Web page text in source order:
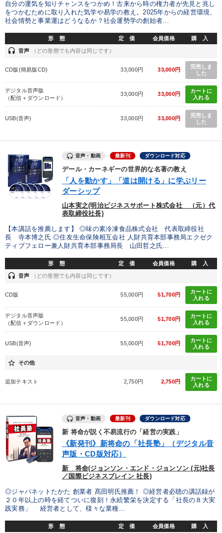
会社のパフォーマンスを高める講話 経営戦略・経営実務
経済・景気・相場予測
【5月】音声・映像
2025年夏季全国経営者セミナー収録講演ＣＤ・講演ＤＶＤ・デジ
後継社長・アトツギ 数字・税務・決算書 マーケティング
最新刊・戦略参謀ChatGPT実戦法と中小企業のDXと講話ご案内
井上和弘の財務力UP 組織・採用・スキル
目的別
財務・数字力の向上
業績を伸ばしたい 財務・数字力の向上
パフォーマンス向上 販売力を強化したい
キーワード
会社を守る 教育 多角化・新規事業
いい会社 コミュニケーション
※「更新」を押すと「カテゴリー」「目的別」「キーワード」を更新いただけます。
refresh 更新する
すべての音声・動画（全2076タイトル）からお探しいただけます
タグ・キーワード
対談・座談会 スポーツ関連 地方企業の勝ち方
不動産投資 コミュニケーション 教育 会長
上場企業 株式投資 SNS活用
サービス デジタルマーケティング
自分の運気を知りチャンスをつかめ！古来から時の権力者が先見と兆し
をつかむために取り入れた気学や易学の教え。2025年からの経営環境、
社会情勢と事業運はどうなるか？社会運勢学の創始者...
形 態 定 価 会員価格 購 入
headset 音声 （どの形態でも内容は同じです）
CD版(簡易版CD) 33,000円 33,000円
完売しま
した
デジタル音声版
（配信＋ダウンロード）
33,000円 33,000円
カートに
入れる
USB(音声) 33,000円 33,000円
完売しま
した
音声・動画 最新刊 ダウンロード対応
デール・カーネギーの世界的な名著の教え
「人を動かす」「道は開ける」に学ぶリー
ダーシップ
山本実之(明治ビジネスサポート株式会社 （元）代
表取締役社長)
【本講話を推薦します】 ◎味の素冷凍食品株式会社 代表取締役社
長 寺本博之氏 ◎住友生命保険相互会社 人財共育本部事務局エクゼク
ティブフェロー兼人財共育本部事務局長 山田哲之氏...
形 態 定 価 会員価格 購 入
headset 音声 （どの形態でも内容は同じです）
CD版 55,000円 51,700円
カートに
入れる
デジタル音声版
（配信＋ダウンロード）
55,000円 51,700円
カートに
入れる
USB(音声) 55,000円 51,700円
カートに
入れる
star_border その他
追加テキスト 2,750円 2,750円
カートに
入れる
音声・動画 最新刊 ダウンロード対応
新 将命が説く不易流行の「経営の実践」
《新発刊》新将命の「社長塾」（デジタル音
声版・CD版対応）
新 将命(ジョンソン・エンド・ジョンソン (元)社長
／国際ビジネスブレイン 社長)
◎ジャパネットたかた 創業者 髙田明氏推薦！ ◎経営者必聴の講話録が
２０年以上の時を経てついに復刻！永続繁栄を決定する「社長の８大実
践実務」 経営者として、様々な業種...
形 態 定 価 会員価格 購 入